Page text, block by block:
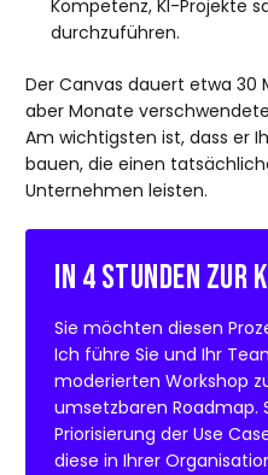
Kompetenz, KI-Projekte
durchzuführen.
Der Canvas dauert etwa 30
aber Monate
Am wichtigsten ist, dass er
bauen, die einen
Unternehmen leisten.
In 4 Stunden zur
Sie möchten diesen
Ich führe Sie und Ihr
moderierten Workshop
umsetzbaren Roadmap.
Priorisierung der Use
diese in Ihrer